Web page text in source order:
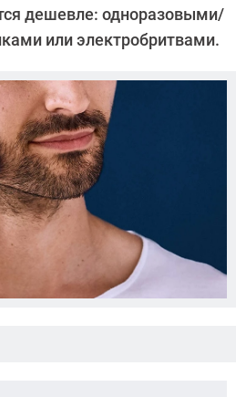
дешевле: одноразовыми/
или электробритвами.